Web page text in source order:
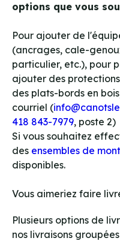
options que vous
Pour ajouter de
(ancrages, cale-
particulier, etc.), pour
ajouter des
des plats-bords en
courriel (
418 843-7979, poste 2)
Si vous souhaitez
des ensembles de
disponibles.
Vous aimeriez faire
Plusieurs options de
nos livraisons